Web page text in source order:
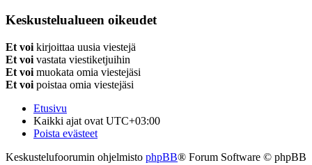
Keskustelualueen oikeudet
Et voi kirjoittaa uusia viestejä
Et voi vastata viestiketjuihin
Et voi muokata omia viestejäsi
Et voi poistaa omia viestejäsi
Etusivu
Kaikki ajat ovat UTC+03:00
Poista evästeet
Keskustelufoorumin ohjelmisto phpBB® Forum Software © phpBB